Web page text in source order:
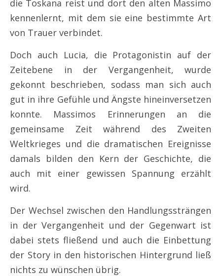
die Toskana reist und dort den alten Massimo
kennenlernt, mit dem sie eine bestimmte Art
von Trauer verbindet.
Doch auch Lucia, die Protagonistin auf der
Zeitebene in der Vergangenheit, wurde
gekonnt beschrieben, sodass man sich auch
gut in ihre Gefühle und Ängste hineinversetzen
konnte. Massimos Erinnerungen an die
gemeinsame Zeit während des Zweiten
Weltkrieges und die dramatischen Ereignisse
damals bilden den Kern der Geschichte, die
auch mit einer gewissen Spannung erzählt
wird.
Der Wechsel zwischen den Handlungssträngen
in der Vergangenheit und der Gegenwart ist
dabei stets fließend und auch die Einbettung
der Story in den historischen Hintergrund ließ
nichts zu wünschen übrig.